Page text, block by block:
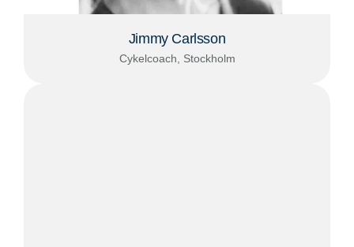
Jimmy Carlsson
Cykelcoach, Stockholm